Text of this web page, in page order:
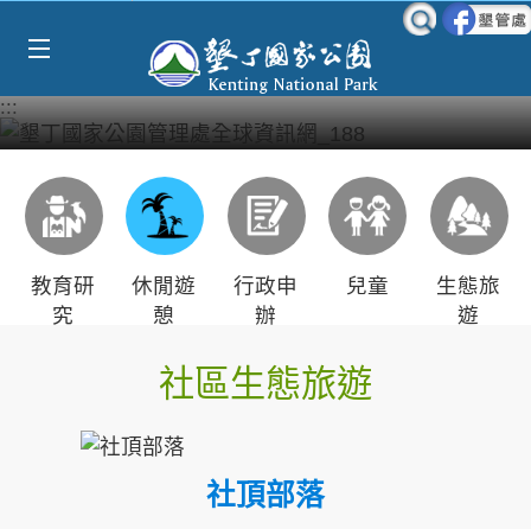
:::
教育研
究
休閒遊
憩
行政申
辦
兒童
生態旅
遊
社區生態旅遊
社頂部落